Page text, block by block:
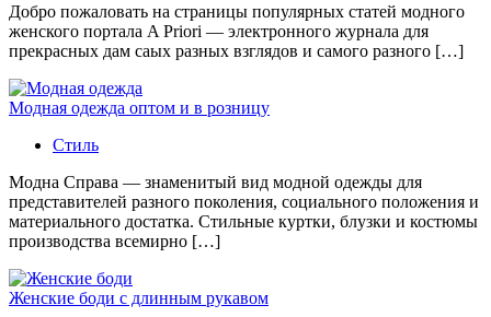
Добро пожаловать на страницы популярных статей модного
женского портала A Priori — электронного журнала для
прекрасных дам саых разных взглядов и самого разного […]
Модная одежда оптом и в розницу
Стиль
Модна Справа — знаменитый вид модной одежды для
представителей разного поколения, социального положения и
материального достатка. Стильные куртки, блузки и костюмы
производства всемирно […]
Женские боди с длинным рукавом